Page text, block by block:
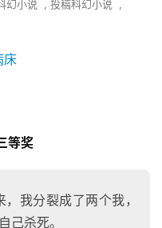
幻小说 , 投稿科幻小说
,
等奖
我分裂成了两个我，
己杀死。